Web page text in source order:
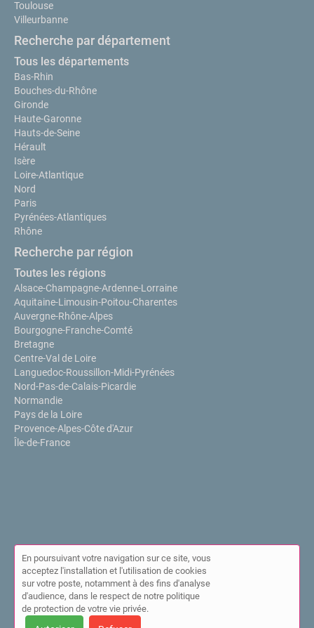
Toulouse
Villeurbanne
Recherche par département
Tous les départements
Bas-Rhin
Bouches-du-Rhône
Gironde
Haute-Garonne
Hauts-de-Seine
Hérault
Isère
Loire-Atlantique
Nord
Paris
Pyrénées-Atlantiques
Rhône
Recherche par région
Toutes les régions
Alsace-Champagne-Ardenne-Lorraine
Aquitaine-Limousin-Poitou-Charentes
Auvergne-Rhône-Alpes
Bourgogne-Franche-Comté
Bretagne
Centre-Val de Loire
Languedoc-Roussillon-Midi-Pyrénées
Nord-Pas-de-Calais-Picardie
Normandie
Pays de la Loire
Provence-Alpes-Côte d'Azur
Île-de-France
© Annuaire de l'IPPP 2026 |Plan du site|Mon compte
Mentions légales|Cookies
Cet annuaire a été créé avec ❤ par
En poursuivant votre navigation sur ce site, vous
acceptez l'installation et l'utilisation de cookies
sur votre poste, notamment à des fins d'analyse
d'audience, dans le respect de notre politique
de protection de votre vie privée.